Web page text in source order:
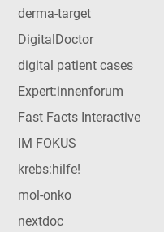
derma-target
DigitalDoctor
digital patient cases
Expert:innenforum
Fast Facts Interactive
IM FOKUS
krebs:hilfe!
mol-onko
nextdoc